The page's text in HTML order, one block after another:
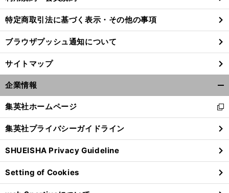
特定商取引法に基づく表示・その他の事項
ブラウザプッシュ通知について
サイトマップ
企業情報
閉
る
集英社ホームページ
新
し
い
ウ
ィ
ン
ド
ウ
集英社プライバシーガイドライン
SHUEISHA Privacy Guideline
Setting of Cookies